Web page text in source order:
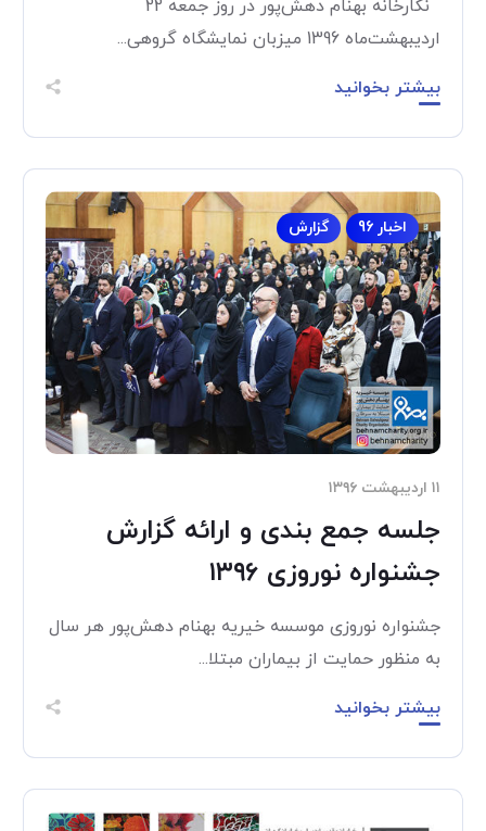
نگارخانه بهنام دهش‌پور در روز جمعه 22
اردیبهشت‌ماه 1396 میزبان نمایشگاه گروهی...
بیشتر بخوانید
اخبار 96 گزارش
۱۱ اردیبهشت ۱۳۹۶
جلسه جمع بندی و ارائه گزارش
جشنواره نوروزی ۱۳۹۶
جشنواره نوروزی موسسه خیریه بهنام دهش‌پور هر سال
به منظور حمایت از بیماران مبتلا...
بیشتر بخوانید